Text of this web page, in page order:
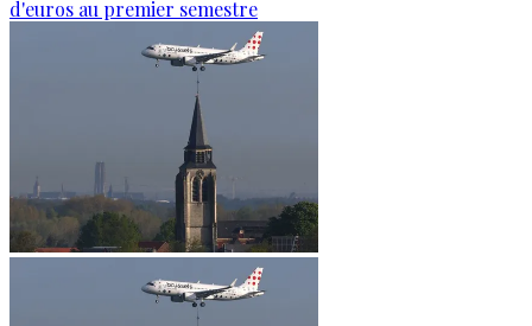
d'euros au premier semestre